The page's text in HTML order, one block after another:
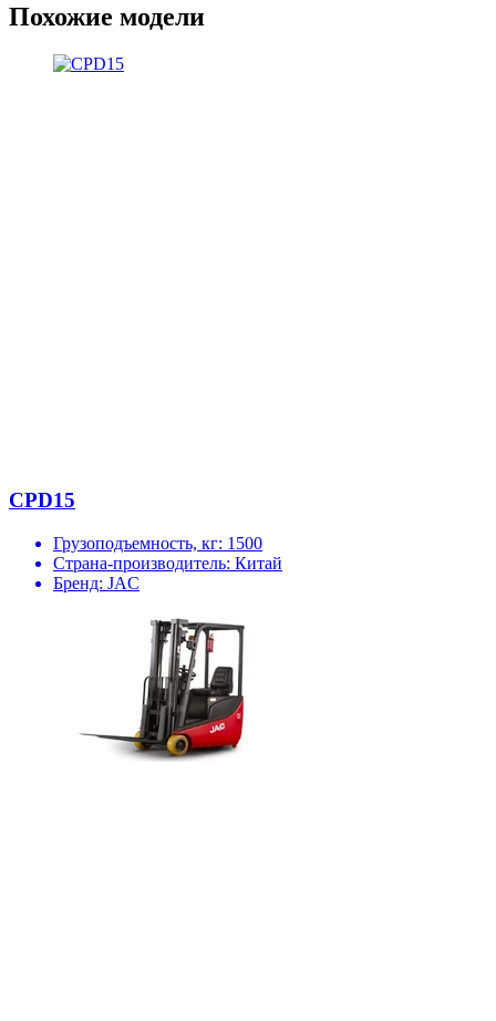
Похожие модели
CPD15
Грузоподъемность, кг: 1500
Страна-производитель: Китай
Бренд: JAC